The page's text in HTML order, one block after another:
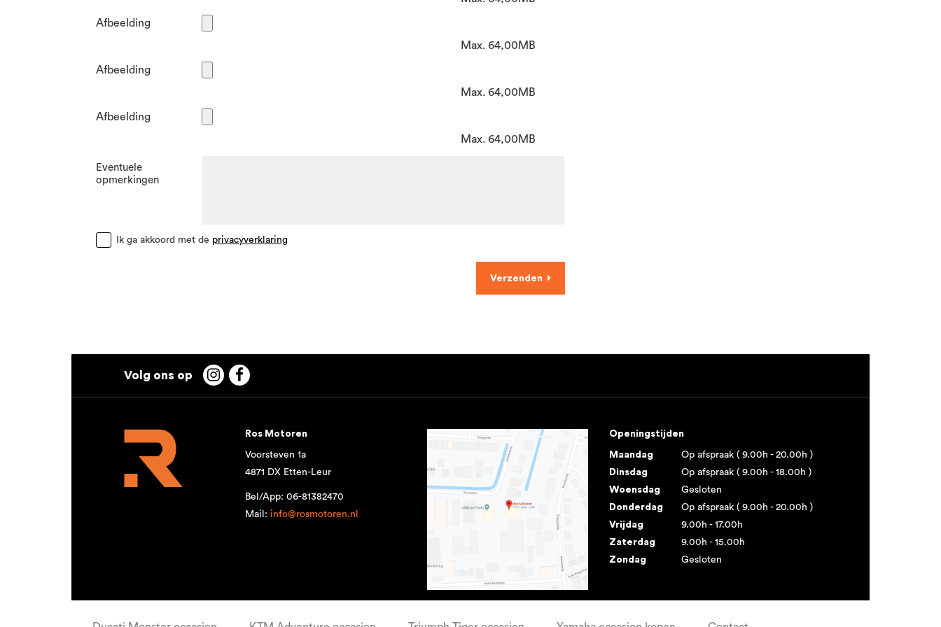
Afbeelding
Max. 64,00MB
Afbeelding
Max. 64,00MB
Afbeelding
Max. 64,00MB
Eventuele
opmerkingen
Ik ga akkoord met de privacyverklaring
Verzenden
 
Ros Motoren
Voorsteven 1a
4871 DX Etten-Leur
Bel/App: 06-81382470
Mail: info@rosmotoren.nl
Openingstijden
Maandag
Op afspraak ( 9.00h - 20.00h )
Dinsdag
Op afspraak ( 9.00h - 18.00h )
Woensdag
Gesloten
Donderdag
Op afspraak ( 9.00h - 20.00h )
Vrijdag
9.00h - 17.00h
Zaterdag
9.00h - 15.00h
Zondag
Gesloten